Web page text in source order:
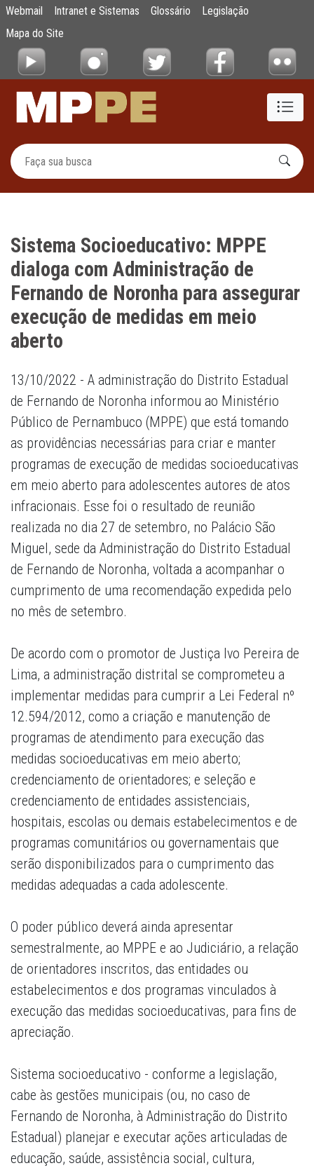
Pular para o Conteúdo principal
Sistema Socioeducativo: MPPE dialoga
Webmail Intranet e Sistemas Glossário
Legislação
Mapa do Site
Sistema Socioeducativo: MPPE
dialoga com Administração de
Fernando de Noronha para assegurar
execução de medidas em meio
aberto
13/10/2022 - A administração do Distrito Estadual
de Fernando de Noronha informou ao Ministério
Público de Pernambuco (MPPE) que está tomando
as providências necessárias para criar e manter
programas de execução de medidas socioeducativas
em meio aberto para adolescentes autores de atos
infracionais. Esse foi o resultado de reunião
realizada no dia 27 de setembro, no Palácio São
Miguel, sede da Administração do Distrito Estadual
de Fernando de Noronha, voltada a acompanhar o
cumprimento de uma recomendação expedida pelo
no mês de setembro.
De acordo com o promotor de Justiça Ivo Pereira de
Lima, a administração distrital se comprometeu a
implementar medidas para cumprir a Lei Federal nº
12.594/2012, como a criação e manutenção de
programas de atendimento para execução das
medidas socioeducativas em meio aberto;
credenciamento de orientadores; e seleção e
credenciamento de entidades assistenciais,
hospitais, escolas ou demais estabelecimentos e de
programas comunitários ou governamentais que
serão disponibilizados para o cumprimento das
medidas adequadas a cada adolescente.
O poder público deverá ainda apresentar
semestralmente, ao MPPE e ao Judiciário, a relação
de orientadores inscritos, das entidades ou
estabelecimentos e dos programas vinculados à
execução das medidas socioeducativas, para fins de
apreciação.
Sistema socioeducativo - conforme a legislação,
cabe às gestões municipais (ou, no caso de
Fernando de Noronha, à Administração do Distrito
Estadual) planejar e executar ações articuladas de
educação, saúde, assistência social, cultura,